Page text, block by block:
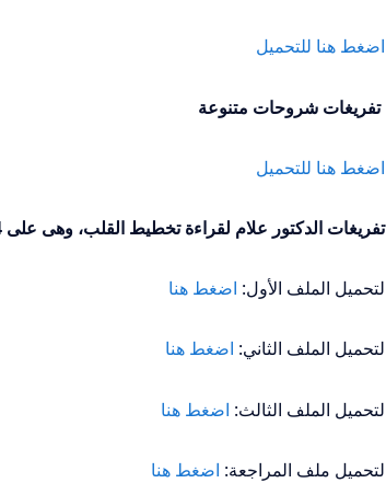
اضغط هنا للتحميل
تفريغات شروحات متنوعة
اضغط هنا للتحميل
تفريغات الدكتور علام لقراءة تخطيط القلب، وهى على 4 ملفات
لتحميل الملف الأول: اضغط هنا
لتحميل الملف الثاني: اضغط هنا
لتحميل الملف الثالث: اضغط هنا
لتحميل ملف المراجعة: اضغط هنا